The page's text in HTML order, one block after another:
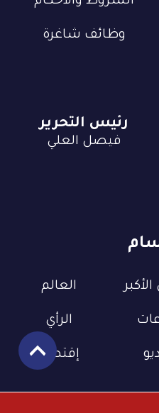
وظائف شاغرة
العالم
الرأي
إقتصاد
رئيس التحرير
فيصل العلي